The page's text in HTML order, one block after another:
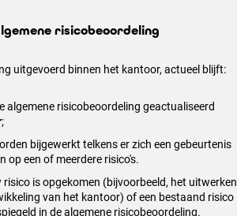
risicobeoordeling
uitgevoerd binnen het kantoor, actueel blijft:
algemene risicobeoordeling geactualiseerd
;
bijgewerkt telkens er zich een gebeurtenis
op een of meerdere risico's.
is opgekomen (bijvoorbeeld, het uitwerken
van het kantoor) of een bestaand risico
in de algemene risicobeoordeling.